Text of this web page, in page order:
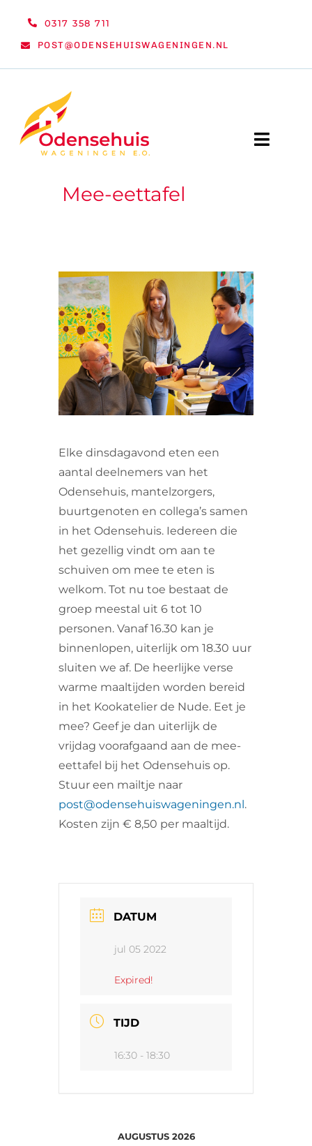
0317 358 711
POST@ODENSEHUISWAGENINGEN.NL
Toggle
WELKOM
ORGANISATIE
VRIJWILLIGERS & STAGIAIRES
CONTACT
Mee-eettafel
Elke dinsdagavond eten een
aantal deelnemers van het
Odensehuis, mantelzorgers,
buurtgenoten en collega’s samen
in het Odensehuis. Iedereen die
het gezellig vindt om aan te
schuiven om mee te eten is
welkom. Tot nu toe bestaat de
groep meestal uit 6 tot 10
personen. Vanaf 16.30 kan je
binnenlopen, uiterlijk om 18.30 uur
sluiten we af. De heerlijke verse
warme maaltijden worden bereid
in het Kookatelier de Nude. Eet je
mee? Geef je dan uiterlijk de
vrijdag voorafgaand aan de mee-
eettafel bij het Odensehuis op.
Stuur een mailtje naar
post@odensehuiswageningen.nl.
Kosten zijn € 8,50 per maaltijd.
DATUM
jul 05 2022
Expired!
TIJD
16:30 - 18:30
AUGUSTUS 2026